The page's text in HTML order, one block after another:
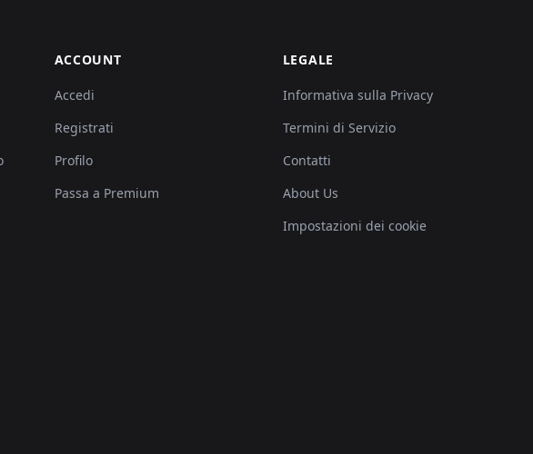
ACCOUNT
Accedi
Registrati
Profilo
Passa a Premium
LEGALE
Informativa sulla Privacy
Termini di Servizio
Contatti
About Us
Impostazioni dei cookie